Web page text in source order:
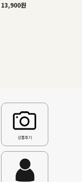
13,900원
상품후기